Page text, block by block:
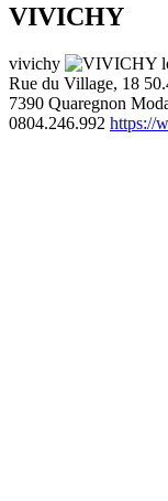
VIVICHY
vivichy
Rue du Village, 18
7390 Quaregnon
0804.246.992 https://